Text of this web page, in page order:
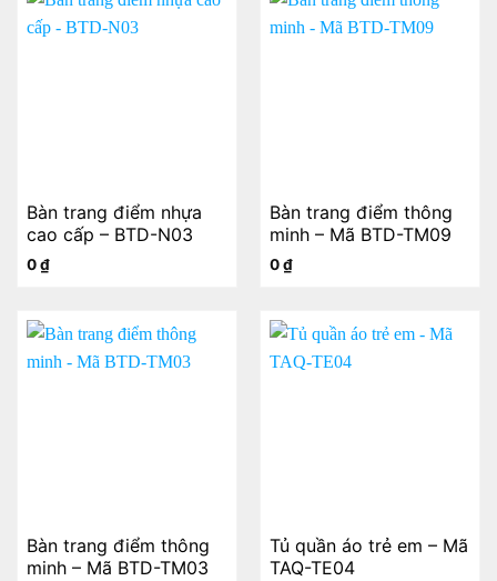
Bàn trang điểm nhựa
cao cấp – BTD-N03
0₫
Bàn trang điểm thông
minh – Mã BTD-TM09
0₫
Bàn trang điểm thông
minh – Mã BTD-TM03
Tủ quần áo trẻ em – Mã
TAQ-TE04